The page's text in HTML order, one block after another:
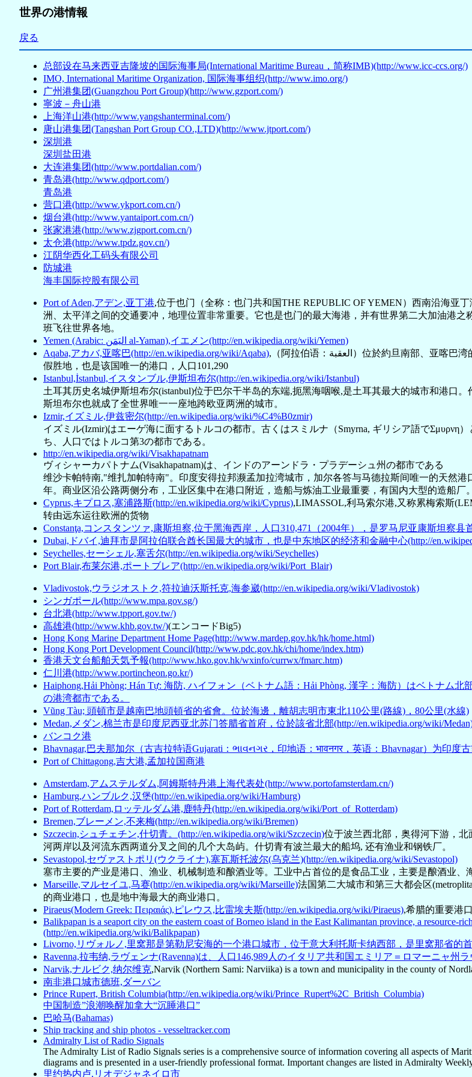
世界の港情報
戻る
总部设在马来西亚吉隆坡的国际海事局(International Maritime Bureau，简称IMB)(http://www.icc-ccs.org/)
IMO, International Maritime Organization, 国际海事组织(http://www.imo.org/)
广州港集团(Guangzhou Port Group)(http://www.gzport.com/)
寧波－舟山港
上海洋山港(http://www.yangshanterminal.com/)
唐山港集团(Tangshan Port Group CO.,LTD)(http://www.jtport.com/)
深圳港
深圳盐田港
大连港集团(http://www.portdalian.com/)
青岛港(http://www.qdport.com/)
青岛港
营口港(http://www.ykport.com.cn/)
烟台港(http://www.yantaiport.com.cn/)
张家港港(http://www.zjgport.com.cn/)
太仓港(http://www.tpdz.gov.cn/)
江阴华西化工码头有限公司
防城港
海丰国际控股有限公司
Port of Aden,アデン,亚丁港,位于也门（全称：也门共和国THE REPUBLIC OF YEMEN）西南沿海亚
洲、太平洋之间的交通要冲，地理位置非常重要。它也是也门的最大海港，并有世界第二大加油港
班飞往世界各地。
Yemen (Arabic: اليَمَن al-Yaman),イエメン(http://en.wikipedia.org/wiki/Yemen)
Aqaba,アカバ,亚喀巴(http://en.wikipedia.org/wiki/Aqaba),（阿拉伯语：العقبة‎）位於約旦南部、亚喀巴湾的盡頭，与以色列埃拉特相邻，是亚喀巴省的首府、南部地区行政中心、渡
假胜地，也是该国唯一的港口，人口101,290
Istanbul,İstanbul,イスタンブル,伊斯坦布尔(http://en.wikipedia.org/wiki/Istanbul)
土耳其历史名城伊斯坦布尔(istanbul)位于巴尔干半岛的东端,扼黑海咽喉,是土耳其最大的城市和港口
斯坦布尔也就成了全世界唯一一座地跨欧亚两洲的城市。
Izmir,イズミル,伊兹密尔(http://en.wikipedia.org/wiki/%C4%B0zmir)
イズミル(Izmir)はエーゲ海に面するトルコの都市。古くはスミルナ（Smyrna, ギリシア語でΣμυρνη
ち、人口ではトルコ第3の都市である。
http://en.wikipedia.org/wiki/Visakhapatnam
ヴィシャーカパトナム(Visakhapatnam)は、インドのアーンドラ・プラデーシュ州の都市である
维沙卡帕特南,"维扎加帕特南"。印度安得拉邦濒孟加拉湾城市，加尔各答与马德拉斯间唯一的天然
年。商业区沿公路两侧分布，工业区集中在港口附近，造船与炼油工业最重要，有国内大型的造船厂
Cyprus,キプロス,塞浦路斯(http://en.wikipedia.org/wiki/Cyprus),LIMASSOL,利马索尔港,又称累梅索斯
转由远东运往欧洲的货物
Constanţa,コンスタンツァ,康斯坦察,位于黑海西岸，人口310,471（2004年），是罗马尼亚康斯坦察
Dubai,ドバイ,迪拜市是阿拉伯联合酋长国最大的城市，也是中东地区的经济和金融中心(http://
Seychelles,セーシェル,塞舌尔(http://en.wikipedia.org/wiki/Seychelles)
Port Blair,布莱尔港,ポートブレア(http://en.wikipedia.org/wiki/Port_Blair)
Vladivostok,ウラジオストク,符拉迪沃斯托克,海参崴(http://en.wikipedia.org/wiki/Vladivostok)
シンガポール(http://www.mpa.gov.sg/)
台北港(http://www.tpport.gov.tw/)
高雄港(http://www.khb.gov.tw/)(エンコードBig5)
Hong Kong Marine Department Home Page(http://www.mardep.gov.hk/hk/home.html)
Hong Kong Port Development Council(http://www.pdc.gov.hk/chi/home/index.htm)
香港天文台船舶天気予報(http://www.hko.gov.hk/wxinfo/currwx/fmarc.htm)
仁川港(http://www.portincheon.go.kr/)
Haiphong,Hải Phòng; Hán Tự: 海防, ハイフォン（ベトナム語：Hải Phòng, 漢字：海防）はベトナム
の港湾都市である。
Vũng Tàu; 頭頓市是越南巴地頭頓省的省會。位於海邊，離胡志明市東北110公里(路線)，80公里(水線)
Medan,メダン,棉兰市是印度尼西亚北苏门答腊省首府，位於該省北部(http://en.wikipedia.org/wiki/
バンコク港
Bhavnagar,巴夫那加尔（古吉拉特语Gujarati：ભાવનગર，印地语：भावनगर，英语：Bhavnagar）为印
Port of Chittagong,吉大港,孟加拉国商港
Amsterdam,アムステルダム,阿姆斯特丹港上海代表处(http://www.portofamsterdam.cn/)
Hamburg,ハンブルク,汉堡(http://en.wikipedia.org/wiki/Hamburg)
Port of Rotterdam,ロッテルダム港,鹿特丹(http://en.wikipedia.org/wiki/Port_of_Rotterdam)
Bremen,ブレーメン,不来梅(http://en.wikipedia.org/wiki/Bremen)
Szczecin,シュチェチン,什切青。(http://en.wikipedia.org/wiki/Szczecin)位于波兰西北部，奥得河下游，
河两岸以及河流东西两道分叉之间的几个大岛屿。什切青有波兰最大的船坞, 还有渔业和钢铁厂。
Sevastopol,セヴァストポリ(ウクライナ),塞瓦斯托波尔(乌克兰)(http://en.wikipedia.org/wiki/Sevastopol)
塞市主要的产业是港口、渔业、机械制造和酿酒业等。工业中占首位的是食品工业，主要是酿酒业、
Marseille,マルセイユ,马赛(http://en.wikipedia.org/wiki/Marseille)法国第二大城市和第三大都会区
的商业港口，也是地中海最大的商业港口。
Piraeus(Modern Greek: Πειραιάς),ピレウス,比雷埃夫斯(http://en.wikipedia.org/wiki/Piraeus),希腊的重要港
Balikpapan is a seaport city on the eastern coast of Borneo island in the East Kalimantan province, a resource-
(http://en.wikipedia.org/wiki/Balikpapan)
Livorno,リヴォルノ,里窝那是第勒尼安海的一个港口城市，位于意大利托斯卡纳西部，是里窝那省的
Ravenna,拉韦纳,ラヴェンナ(Ravenna)は、人口146,989人のイタリア共和国エミリア＝ロマーニャ州
Narvik,ナルビク,纳尔维克,Narvik (Northern Sami: Narviika) is a town and municipality in the county of
南非港口城市德班,ダーバン
Prince Rupert, British Columbia(http://en.wikipedia.org/wiki/Prince_Rupert%2C_British_Columbia)
中国制造”浪潮唤醒加拿大“沉睡港口”
巴哈马(Bahamas)
Ship tracking and ship photos - vesseltracker.com
Admiralty List of Radio Signals
The Admiralty List of Radio Signals series is a comprehensive source of information covering all aspects of
diagrams and is presented in a user-friendly professional format. Important changes are listed in Admiralty
里约热内卢,リオデジャネイロ市